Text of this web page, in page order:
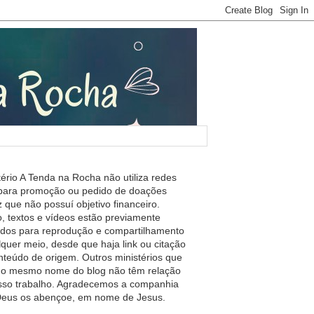
A Tenda na Rocha não utiliza redes
promoção ou pedido de doações
que não possuí objetivo financeiro.
textos e vídeos estão previamente
para reprodução e compartilhamento
meio, desde que haja link ou citação
de origem. Outros ministérios que
mesmo nome do blog não têm relação
trabalho. Agradecemos a companhia
os abençoe, em nome de Jesus.